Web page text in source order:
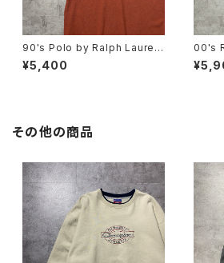
90's Polo by Ralph Lauren
ポロバイラルフローレン 刺繍
ワンポイント ポニー ブラウ
¥5,400
00's
ーレ
ェッ
その他の商品